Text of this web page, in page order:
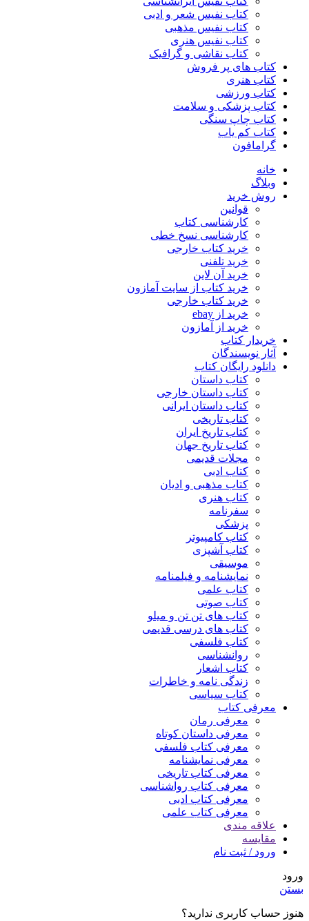
کتاب نفیس شعر و ادبی
کتاب نفیس مذهبی
کتاب نفیس هنری
کتاب نقاشی و گرافیک
کتاب های پر فروش
کتاب هنری
کتاب ورزشی
کتاب پزشکی و سلامت
کتاب چاپ سنگی
کتاب کم یاب
گرامافون
خانه
وبلاگ
روش خرید
قوانین
کارشناسی کتاب
کارشناسی نسخ خطی
خرید کتاب خارجی
خرید تلفنی
خرید آن لاین
خرید کتاب از سایت آمازون
خرید کتاب خارجی
خرید از ebay
خرید از آمازون
خریدار کتاب
آثار نویسندگان
دانلود رایگان کتاب
کتاب داستان
کتاب داستان خارجی
کتاب داستان ایرانی
کتاب تاریخی
کتاب تاریخ ایران
کتاب تاریخ جهان
مجلات قدیمی
کتاب ادبی
کتاب مذهبی و ادیان
کتاب هنری
سفرنامه
پزشکی
کتاب کامپیوتر
کتاب آشپزی
موسیقی
نمایشنامه و فیلمنامه
کتاب علمی
کتاب صوتی
کتاب های تن تن و میلو
کتاب های درسی قدیمی
کتاب فلسفی
روانشناسی
کتاب اشعار
زندگی نامه و خاطرات
کتاب سیاسی
معرفی کتاب
معرفی رمان
معرفی داستان کوتاه
معرفی کتاب فلسفی
معرفی نمایشنامه
معرفی کتاب تاریخی
معرفی کتاب رواشناسی
معرفی کتاب ادبی
معرفی کتاب علمی
علاقه مندی
مقایسه
ورود / ثبت نام
ورود
بستن
هنوز حساب کاربری ندارید؟